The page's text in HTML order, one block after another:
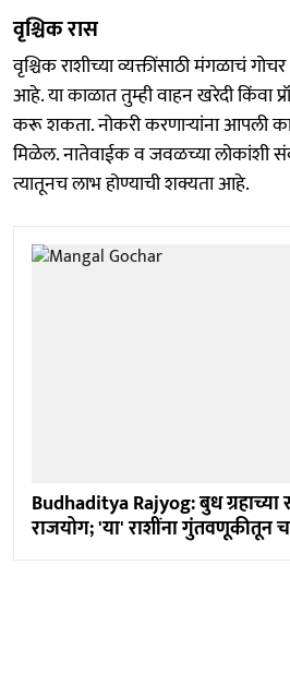
वृश्चिक रास
वृश्चिक राशीच्या व्यक्तींसाठी मंगळाचं
आहे. या काळात तुम्ही वाहन खरेदी किंवा
करू शकता. नोकरी करणाऱ्यांना आपली
मिळेल. नातेवाईक व जवळच्या लोकांशी
त्यातूनच लाभ होण्याची शक्यता आहे.
Budhaditya Rajyog: बुध ग्रहाच्या
राजयोग; 'या' राशींना गुंतवणूकीतून